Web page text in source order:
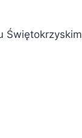
Świętokrzyskim